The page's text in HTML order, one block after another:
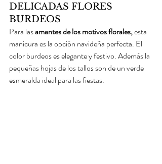
DELICADAS FLORES
BURDEOS
Para las amantes de los motivos florales, esta
manicura es la opción navideña perfecta. El
color burdeos es elegante y festivo. Además la
pequeñas hojas de los tallos son de un verde
esmeralda ideal para las fiestas.